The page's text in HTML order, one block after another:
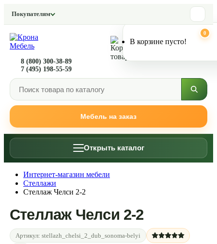
Покупателям
Мебель на заказ
8 (800) 300-38-89
7 (495) 198-55-59
0
В корзине пусто!
Открыть каталог
Интернет-магазин мебели
Стеллажи
Стеллаж Челси 2-2
Стеллаж Челси 2-2
Артикул: stellazh_chelsi_2_dub_sonoma-belyi
ЛУЧШАЯ ЦЕНА
НОВИНКА